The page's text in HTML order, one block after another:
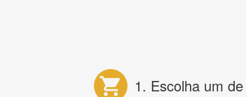
1. Escolha um